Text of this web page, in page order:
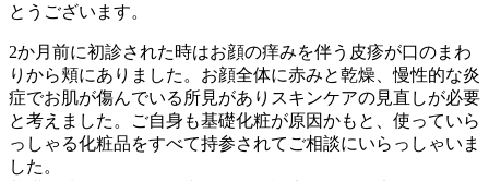
とうございます。
2か月前に初診された時はお顔の痒みを伴う皮疹が口のまわ
りから頬にありました。お顔全体に赤みと乾燥、慢性的な炎
症でお肌が傷んでいる所見がありスキンケアの見直しが必要
と考えました。ご自身も基礎化粧が原因かもと、使っていら
っしゃる化粧品をすべて持参されてご相談にいらっしゃいま
した。